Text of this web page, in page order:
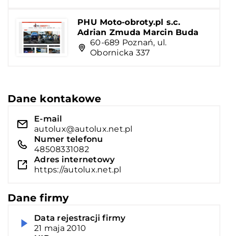
PHU Moto-obroty.pl s.c.
Adrian Zmuda Marcin Buda
60-689 Poznań, ul.
Obornicka 337
Dane kontakowe
E-mail
autolux@autolux.net.pl
Numer telefonu
48508331082
Adres internetowy
https://autolux.net.pl
Dane firmy
Data rejestracji firmy
21 maja 2010